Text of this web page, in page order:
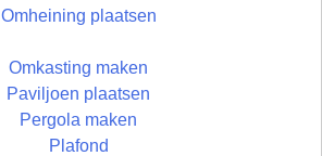
Omheining plaatsen
Omkasting maken
Paviljoen plaatsen
Pergola maken
Plafond